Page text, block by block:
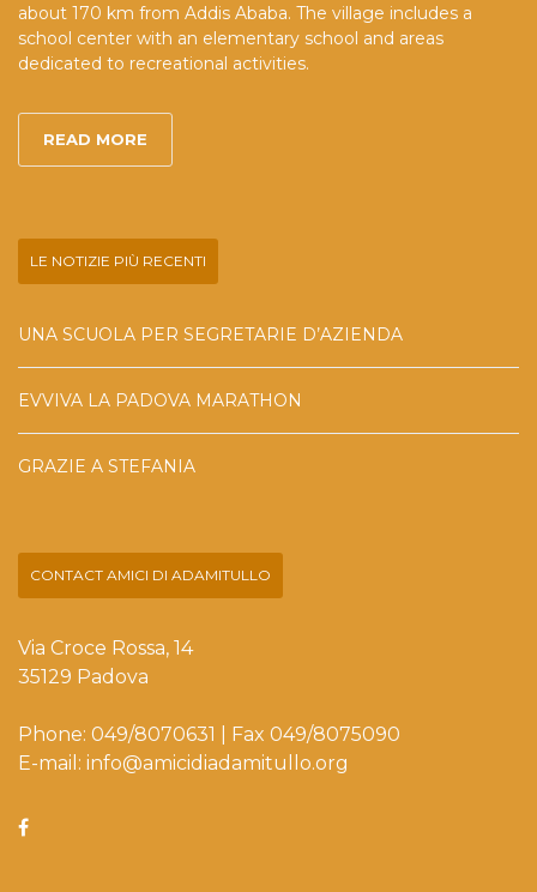
about 170 km from Addis Ababa. The village includes a
school center with an elementary school and areas
dedicated to recreational activities.
READ MORE
LE NOTIZIE PIÙ RECENTI
UNA SCUOLA PER SEGRETARIE D’AZIENDA
EVVIVA LA PADOVA MARATHON
GRAZIE A STEFANIA
CONTACT AMICI DI ADAMITULLO
Via Croce Rossa, 14
35129 Padova
Phone: 049/8070631 | Fax 049/8075090
E-mail: info@amicidiadamitullo.org